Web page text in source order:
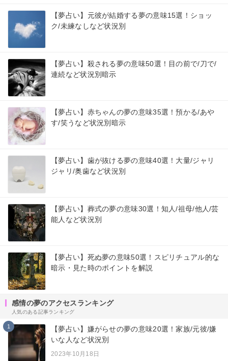
【夢占い】元彼が結婚する夢の意味15選！ショッ
ク/未練なしなど状況別
【夢占い】殺される夢の意味50選！目の前で/刀で/
連続など状況別暗示
【夢占い】赤ちゃんの夢の意味35選！預かる/あや
す/笑うなど状況別暗示
【夢占い】歯が抜ける夢の意味40選！大量/ジャリ
ジャリ/奥歯など状況別
【夢占い】葬式の夢の意味30選！知人/祖母/他人/芸
能人など状況別
【夢占い】死ぬ夢の意味50選！スピリチュアル的な
暗示・見た時のポイントを解説
感情の夢のアクセスランキング
人気のある記事ランキング
1
【夢占い】嫌がらせの夢の意味20選！家族/元彼/嫌
いな人など状況別
2023年10月18日